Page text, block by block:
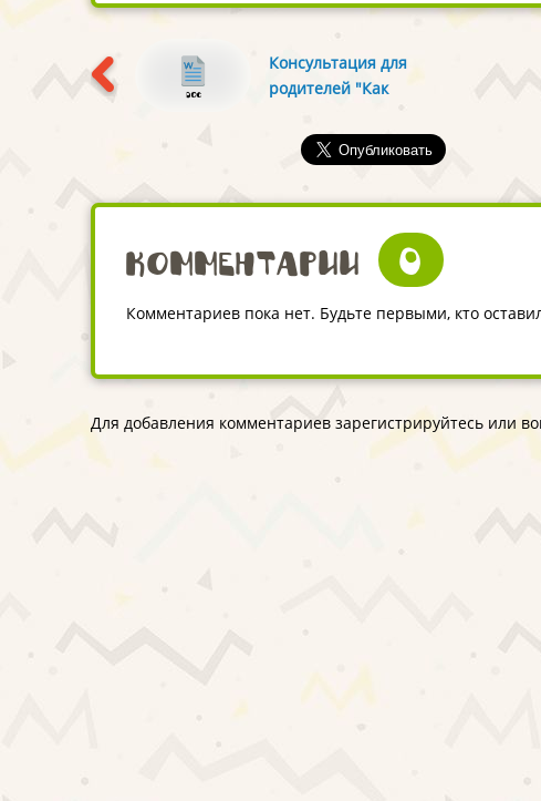
Консультация для
родителей "Как
младших
дошкольников?"
Комментарии 0
Комментариев пока нет. Будьте первыми, кто
Для добавления комментариев зарегистрируйтесь или